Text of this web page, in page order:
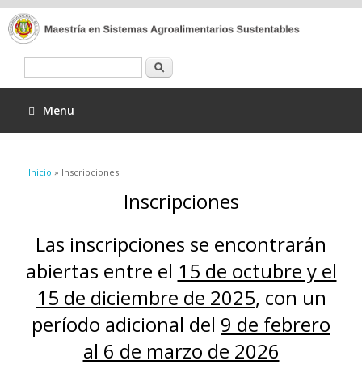
Menu
Se encuentra usted aquí
Inicio » Inscripciones
Inscripciones
Las inscripciones se encontrarán
abiertas entre el 15 de octubre y el
15 de diciembre de 2025, con un
período adicional del 9 de febrero
al 6 de marzo de 2026